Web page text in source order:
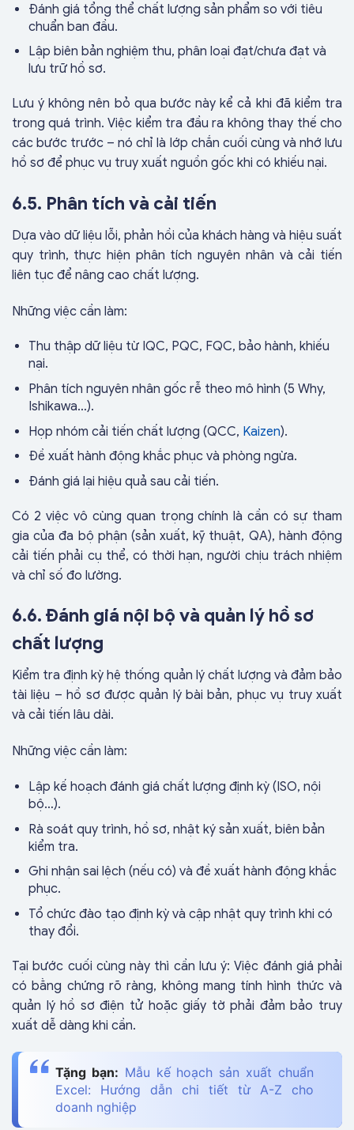
Đánh giá tổng thể chất lượng sản phẩm so với tiêu
chuẩn ban đầu.
Lập biên bản nghiệm thu, phân loại đạt/chưa đạt và
lưu trữ hồ sơ.
Lưu ý không nên bỏ qua bước này kể cả khi đã kiểm tra
trong quá trình. Việc kiểm tra đầu ra không thay thế cho
các bước trước – nó chỉ là lớp chắn cuối cùng và nhớ lưu
hồ sơ để phục vụ truy xuất nguồn gốc khi có khiếu nại.
6.5. Phân tích và cải tiến
Dựa vào dữ liệu lỗi, phản hồi của khách hàng và hiệu suất
quy trình, thực hiện phân tích nguyên nhân và cải tiến
liên tục để nâng cao chất lượng.
Những việc cần làm:
Thu thập dữ liệu từ IQC, PQC, FQC, bảo hành, khiếu
nại.
Phân tích nguyên nhân gốc rễ theo mô hình (5 Why,
Ishikawa…).
Họp nhóm cải tiến chất lượng (QCC, Kaizen).
Đề xuất hành động khắc phục và phòng ngừa.
Đánh giá lại hiệu quả sau cải tiến.
Có 2 việc vô cùng quan trọng chính là cần có sự tham
gia của đa bộ phận (sản xuất, kỹ thuật, QA), hành động
cải tiến phải cụ thể, có thời hạn, người chịu trách nhiệm
và chỉ số đo lường.
6.6. Đánh giá nội bộ và quản lý hồ sơ
chất lượng
Kiểm tra định kỳ hệ thống quản lý chất lượng và đảm bảo
tài liệu – hồ sơ được quản lý bài bản, phục vụ truy xuất
và cải tiến lâu dài.
Những việc cần làm:
Lập kế hoạch đánh giá chất lượng định kỳ (ISO, nội
bộ…).
Rà soát quy trình, hồ sơ, nhật ký sản xuất, biên bản
kiểm tra.
Ghi nhận sai lệch (nếu có) và đề xuất hành động khắc
phục.
Tổ chức đào tạo định kỳ và cập nhật quy trình khi có
thay đổi.
Tại bước cuối cùng này thì cần lưu ý: Việc đánh giá phải
có bằng chứng rõ ràng, không mang tính hình thức và
quản lý hồ sơ điện tử hoặc giấy tờ phải đảm bảo truy
xuất dễ dàng khi cần.
Tặng bạn: Mẫu kế hoạch sản xuất chuẩn
Excel: Hướng dẫn chi tiết từ A-Z cho
doanh nghiệp